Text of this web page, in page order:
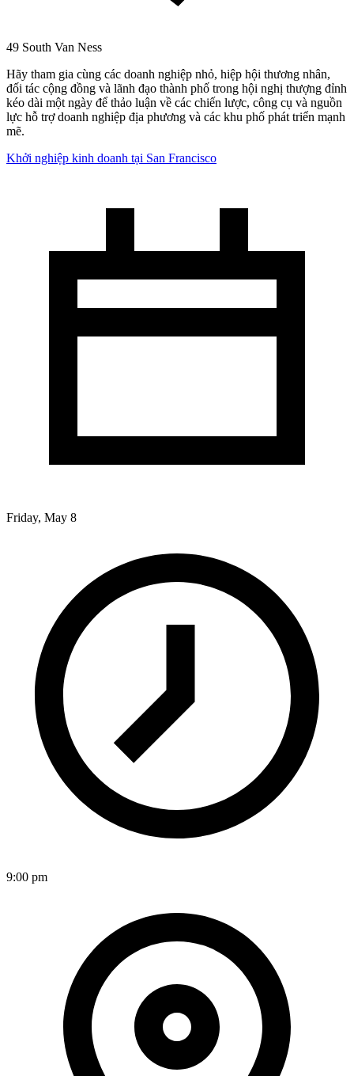
49 South Van Ness
Hãy tham gia cùng các doanh nghiệp nhỏ, hiệp hội thương nhân,
đối tác cộng đồng và lãnh đạo thành phố trong hội nghị thượng đỉnh
kéo dài một ngày để thảo luận về các chiến lược, công cụ và nguồn
lực hỗ trợ doanh nghiệp địa phương và các khu phố phát triển mạnh
mẽ.
Khởi nghiệp kinh doanh tại San Francisco
Friday, May 8
9:00 pm